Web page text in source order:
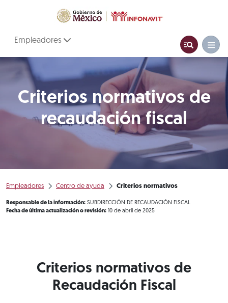
Empleadores
Criterios normativos de
recaudación fiscal
Empleadores Centro de ayuda Criterios normativos
Responsable de la información: SUBDIRECCIÓN DE RECAUDACIÓN FISCAL
Fecha de última actualización o revisión: 10 de abril de 2025
Criterios normativos de
Recaudación Fiscal